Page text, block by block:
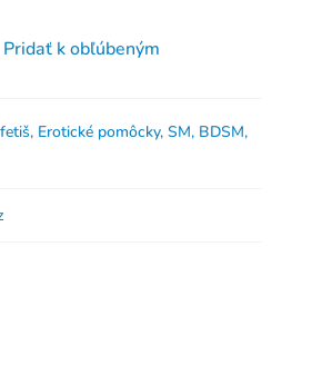
Pridať k obľúbeným
, Erotické pomôcky, SM, BDSM,